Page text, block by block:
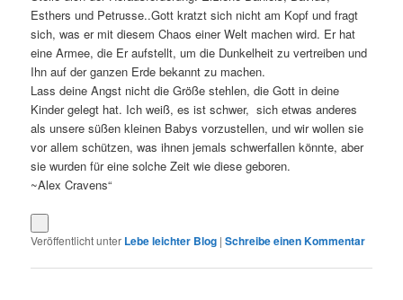
Esthers und Petrusse..Gott kratzt sich nicht am Kopf und fragt
sich, was er mit diesem Chaos einer Welt machen wird. Er hat
eine Armee, die Er aufstellt, um die Dunkelheit zu vertreiben und
Ihn auf der ganzen Erde bekannt zu machen.
Lass deine Angst nicht die Größe stehlen, die Gott in deine
Kinder gelegt hat. Ich weiß, es ist schwer, sich etwas anderes
als unsere süßen kleinen Babys vorzustellen, und wir wollen sie
vor allem schützen, was ihnen jemals schwerfallen könnte, aber
sie wurden für eine solche Zeit wie diese geboren.
~Alex Cravens“
Veröffentlicht unter Lebe leichter Blog |Schreibe einen Kommentar